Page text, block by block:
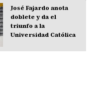
José Fajardo anota
doblete y da el
triunfo a la
Universidad Católica